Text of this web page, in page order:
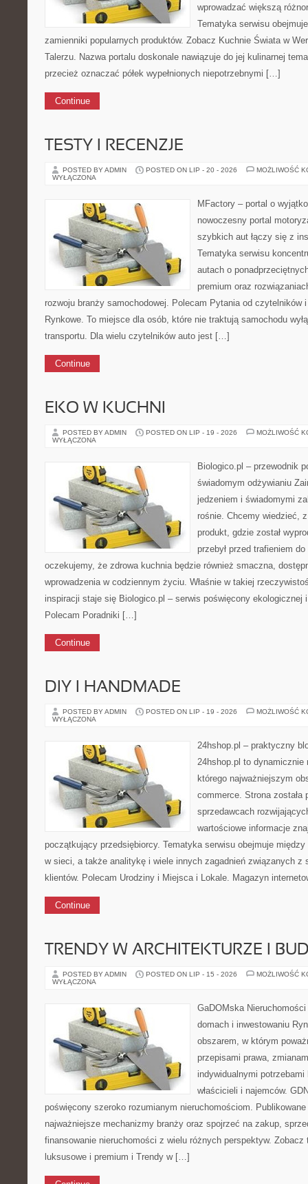
wprowadzać większą
Tematyka serwisu
zamienniki popularnych produktów. Zobacz Kuchnie Świata w
Talerzu. Nazwa portalu doskonale nawiązuje do jej kulinarnej
przecież oznaczać półek wypełnionych niepotrzebnymi […]
Continue
TESTY I RECENZJE
POSTED BY ADMIN POSTED ON LIP - 20 - 2026
MOŻLIWOŚĆ
WYŁĄCZONA
MFactory – portal o
nowoczesny portal
szybkich aut łączy się z
Tematyka serwisu
autach o
premium oraz
rozwoju branży samochodowej. Polecam Pytania od czytelników
Rynkowe. To miejsce dla osób, które nie traktują samochodu
transportu. Dla wielu czytelników auto jest […]
Continue
EKO W KUCHNI
POSTED BY ADMIN POSTED ON LIP - 19 - 2026
MOŻLIWOŚĆ
WYŁĄCZONA
Biologico.pl – przewodnik
świadomym odżywianiu
jedzeniem i świadomymi
rośnie. Chcemy wiedzieć,
produkt, gdzie został
przebył przed trafieniem
oczekujemy, że zdrowa kuchnia będzie również smaczna,
wprowadzenia w codziennym życiu. Właśnie w takiej
inspiracji staje się Biologico.pl – serwis poświęcony ekologicznej
Polecam Poradniki […]
Continue
DIY I HANDMADE
POSTED BY ADMIN POSTED ON LIP - 19 - 2026
MOŻLIWOŚĆ
WYŁĄCZONA
24hshop.pl – praktyczny
24hshop.pl to dynamicznie
którego najważniejszym
commerce. Strona została
sprzedawcach
wartościowe informacje
początkujący przedsiębiorcy. Tematyka serwisu obejmuje
w sieci, a także analitykę i wiele innych zagadnień związanych z
klientów. Polecam Urodziny i Miejsca i Lokale. Magazyn
Continue
TRENDY W ARCHITEKTURZE I
POSTED BY ADMIN POSTED ON LIP - 15 - 2026
MOŻLIWOŚĆ
WYŁĄCZONA
GaDOMska
domach i inwestowaniu
obszarem, w którym
przepisami prawa,
indywidualnymi
właścicieli i najemców.
poświęcony szeroko rozumianym nieruchomościom. Publikowane
najważniejsze mechanizmy branży oraz spojrzeć na zakup,
finansowanie nieruchomości z wielu różnych perspektyw. Zobacz
luksusowe i premium i Trendy w […]